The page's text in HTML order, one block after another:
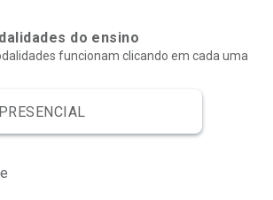
do ensino
PRESENCIAL
funcionam clicando em cada uma